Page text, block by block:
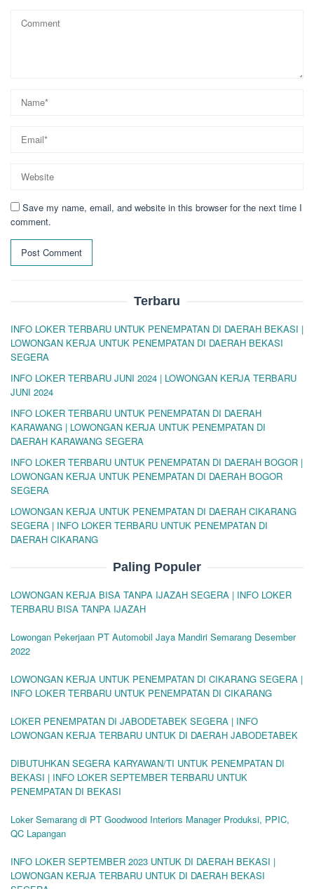
Save my name, email, and website in this browser for the next time I
comment.
Terbaru
INFO LOKER TERBARU UNTUK PENEMPATAN DI DAERAH BEKASI |
LOWONGAN KERJA UNTUK PENEMPATAN DI DAERAH BEKASI
SEGERA
INFO LOKER TERBARU JUNI 2024 | LOWONGAN KERJA TERBARU
JUNI 2024
INFO LOKER TERBARU UNTUK PENEMPATAN DI DAERAH
KARAWANG | LOWONGAN KERJA UNTUK PENEMPATAN DI
DAERAH KARAWANG SEGERA
INFO LOKER TERBARU UNTUK PENEMPATAN DI DAERAH BOGOR |
LOWONGAN KERJA UNTUK PENEMPATAN DI DAERAH BOGOR
SEGERA
LOWONGAN KERJA UNTUK PENEMPATAN DI DAERAH CIKARANG
SEGERA | INFO LOKER TERBARU UNTUK PENEMPATAN DI
DAERAH CIKARANG
Paling Populer
LOWONGAN KERJA BISA TANPA IJAZAH SEGERA | INFO LOKER
TERBARU BISA TANPA IJAZAH
Lowongan Pekerjaan PT Automobil Jaya Mandiri Semarang Desember
2022
LOWONGAN KERJA UNTUK PENEMPATAN DI CIKARANG SEGERA |
INFO LOKER TERBARU UNTUK PENEMPATAN DI CIKARANG
LOKER PENEMPATAN DI JABODETABEK SEGERA | INFO
LOWONGAN KERJA TERBARU UNTUK DI DAERAH JABODETABEK
DIBUTUHKAN SEGERA KARYAWAN/TI UNTUK PENEMPATAN DI
BEKASI | INFO LOKER SEPTEMBER TERBARU UNTUK
PENEMPATAN DI BEKASI
Loker Semarang di PT Goodwood Interiors Manager Produksi, PPIC,
QC Lapangan
INFO LOKER SEPTEMBER 2023 UNTUK DI DAERAH BEKASI |
LOWONGAN KERJA TERBARU UNTUK DI DAERAH BEKASI